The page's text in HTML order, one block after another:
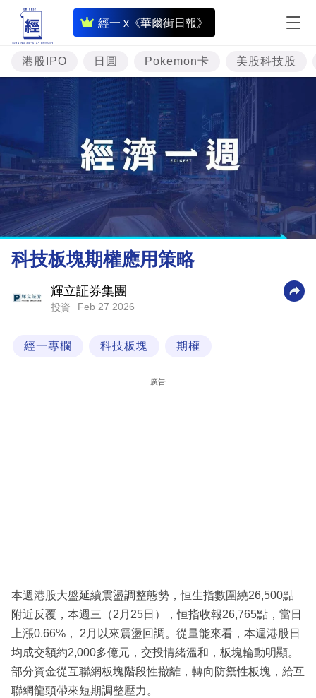
經一 x《華爾街日報》
即
時
財
經
專
題
投
資
樓
市
理
財
商
業
閱
專
區
港股IPO 日圓 Pokemon卡 美股科技股
科技板塊期權應用策略
輝立証券集團
投資 Feb 27 2026
經一專欄 科技板塊 期權
廣告
本週港股大盤延續震盪調整態勢，恒生指數圍繞26,500點
附近反覆，本週三（2月25日），恒指收報26,765點，當日
上漲0.66%， 2月以來震盪回調。從量能來看，本週港股日
均成交額約2,000多億元，交投情緒溫和，板塊輪動明顯。
部分資金從互聯網板塊階段性撤離，轉向防禦性板塊，給互
聯網龍頭帶來短期調整壓力。